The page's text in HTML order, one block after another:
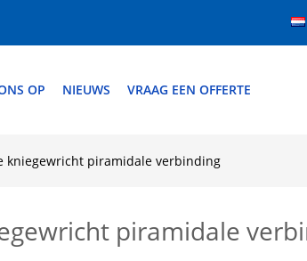
OP NIEUWS VRAAG EEN OFFERTE
kniegewricht piramidale verbinding
piramidale